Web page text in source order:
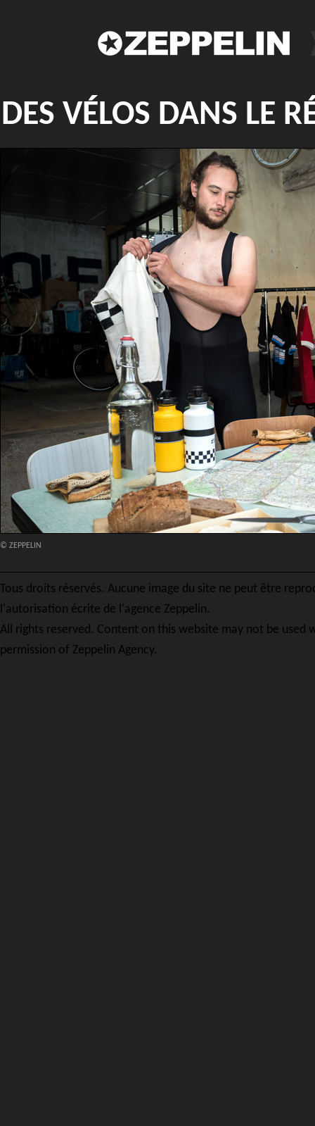
DES VÉLOS DANS LE
© ZEPPELIN
Tous droits réservés. Aucune image du site ne peut être
l'autorisation écrite de l'agence Zeppelin.
All rights reserved. Content on this website may not be used
permission of Zeppelin Agency.